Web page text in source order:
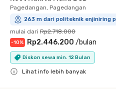
Pagedangan, Pagedangan
263 m dari politeknik enjiniring
mulai dari Rp2.718.000
-10% Rp2.446.200 /bulan
Diskon sewa min. 12 Bulan
Lihat info lebih banyak